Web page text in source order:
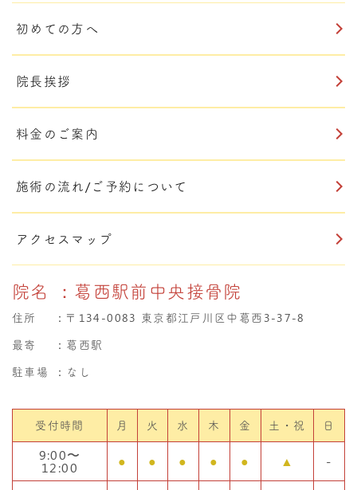
初めての方へ
院長挨拶
料金のご案内
施術の流れ/ご予約について
アクセスマップ
院名 ：葛西駅前中央接骨院
住所 ： 〒134-0083 東京都江戸川区中葛西3-37-8
最寄
：葛西駅
駐車場
：なし
受付時間 月 火 水 木 金 土・祝 日
9:00〜
12:00 ● ● ● ● ● ▲
-